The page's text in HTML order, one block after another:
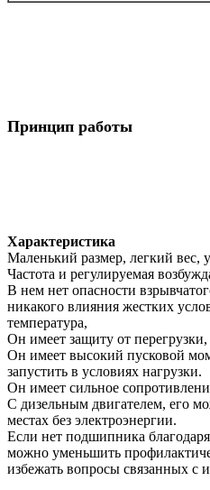
Принцип работы
Характеристика
Маленький размер, легкий вес,
Частота и регулируемая
В нем нет опасности
никакого влияния жестких
температура,
Он имеет защиту от перегрузки,
Он имеет высокий пусковой
запустить в условиях нагрузки.
Он имеет сильное
С дизельным двигателем, его
местах без электроэнергии.
Если нет подшипника
можно уменьшить
избежать вопросы связанных с